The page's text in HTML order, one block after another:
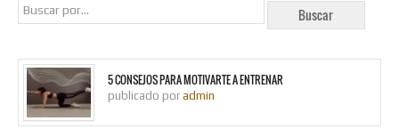
5 CONSEJOS PARA MOTIVARTE A ENTRENAR
publicado por admin